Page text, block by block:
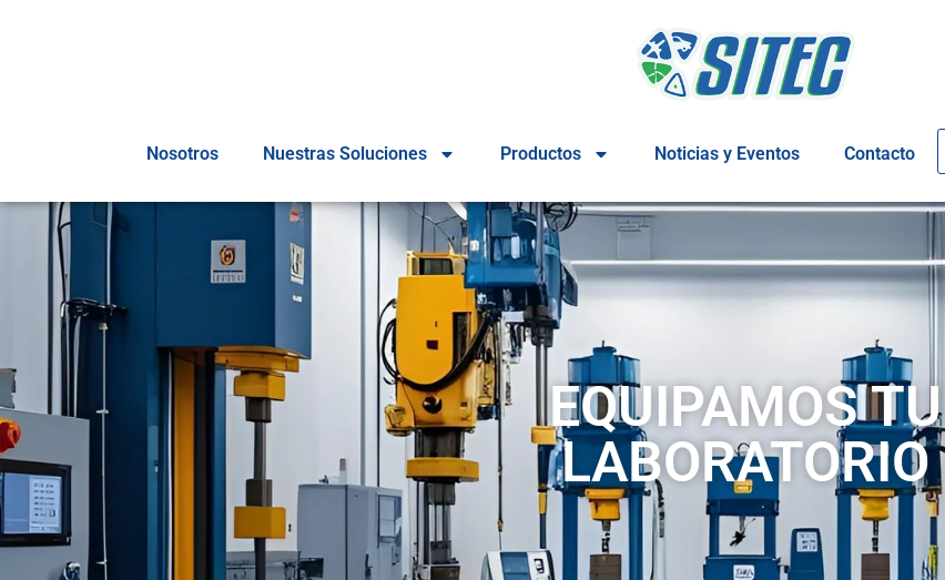
Nosotros Nuestras Soluciones Productos Noticias y Eventos Contacto
EQUIPAMOS TU
LABORATORIO